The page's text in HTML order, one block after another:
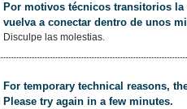
Por motivos técnicos transitorios
vuelva a conectar dentro de unos
Disculpe las molestias.
For temporary technical reasons,
Please try again in a few minutes.